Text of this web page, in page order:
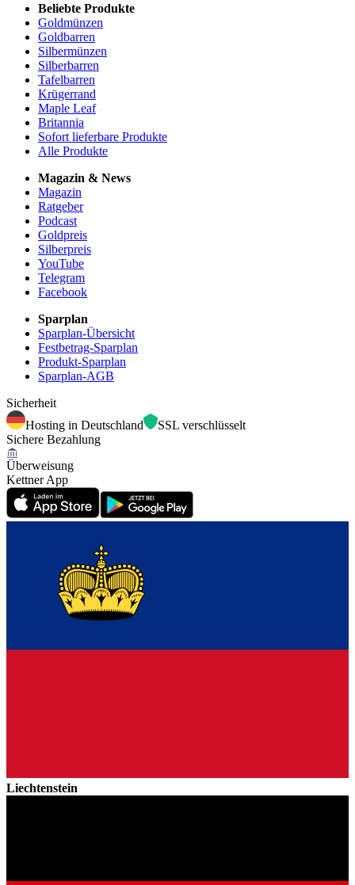
Beliebte Produkte
Goldmünzen
Goldbarren
Silbermünzen
Silberbarren
Tafelbarren
Krügerrand
Maple Leaf
Britannia
Sofort lieferbare Produkte
Alle Produkte
Magazin & News
Magazin
Ratgeber
Podcast
Goldpreis
Silberpreis
YouTube
Telegram
Facebook
Sparplan
Sparplan-Übersicht
Festbetrag-Sparplan
Produkt-Sparplan
Sparplan-AGB
Sicherheit
Hosting in Deutschland
SSL verschlüsselt
Sichere Bezahlung
Überweisung
Kettner App
Liechtenstein